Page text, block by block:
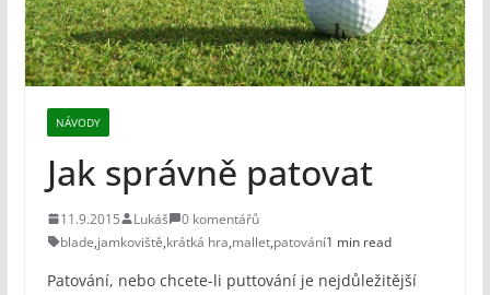
NÁVODY
Jak správně patovat
11.9.2015 Lukáš
0 komentářů
blade,jamkoviště,krátká hra,mallet,patování1 min read
Patování, nebo chcete-li puttování je nejdůležitější